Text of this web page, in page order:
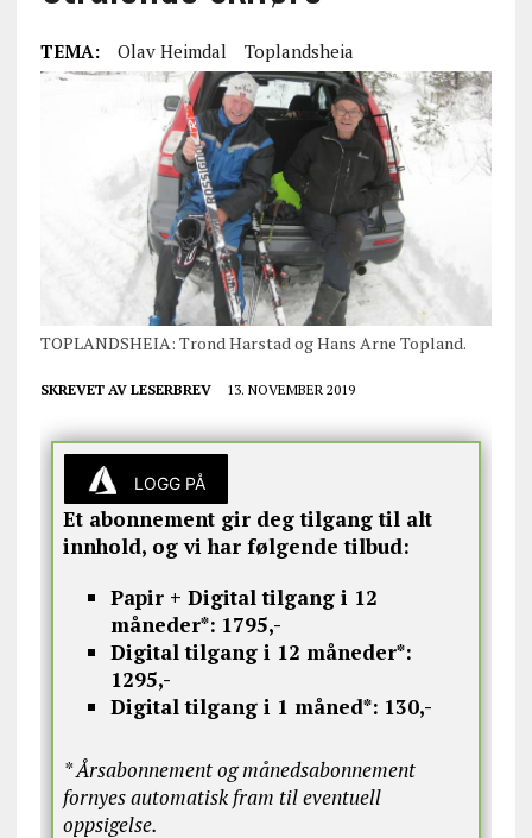
TEMA: Olav Heimdal Toplandsheia
TOPLANDSHEIA: Trond Harstad og Hans Arne Topland.
SKREVET AV LESERBREV 13. NOVEMBER 2019
LOGG PÅ
Et abonnement gir deg tilgang til alt
innhold, og vi har følgende tilbud:
Papir + Digital tilgang i 12
måneder*: 1795,-
Digital tilgang i 12 måneder*:
1295,-
Digital tilgang i 1 måned*: 130,-
* Årsabonnement og månedsabonnement
fornyes automatisk fram til eventuell
oppsigelse.